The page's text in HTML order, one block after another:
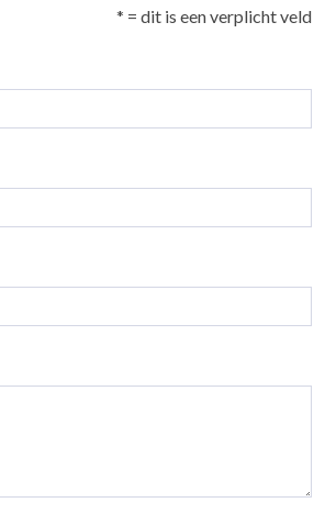
* = dit is een verplicht veld